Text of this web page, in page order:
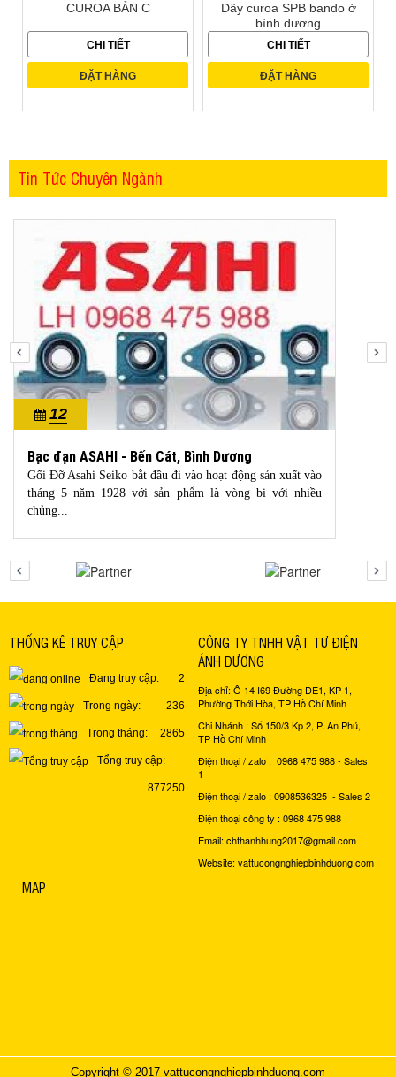
CUROA BẢN C
CHI TIẾT
ĐẶT HÀNG
Dây curoa SPB bando ở
bình dương
CHI TIẾT
ĐẶT HÀNG
Tin Tức Chuyên Ngành
12
10/2022
Bạc đạn ASAHI - Bến Cát, Bình Dương
Gối Đỡ Asahi Seiko bằt đầu đi vào hoạt động sản xuất vào
tháng 5 năm 1928 với sản phẩm là vòng bi với nhiều
chủng...
THỐNG KÊ TRUY CẬP
Đang truy cập: 2
Trong ngày: 236
Trong tháng: 2865
Tổng truy cập:
877250
CÔNG TY TNHH VẬT TƯ ĐIỆN
ÁNH DƯƠNG
Địa chỉ: Ô 14 I69 Đường DE1, KP 1,
Phường Thới Hòa, TP Hồ Chí Minh
Chi Nhánh : Số 150/3 Kp 2, P. An Phú,
TP Hồ Chí Minh
Điện thoại / zalo : 0968 475 988 - Sales
1
Điện thoại / zalo : 0908536325 - Sales 2
Điện thoại công ty : 0968 475 988
Email: chthanhhung2017@gmail.com
Website: vattucongnghiepbinhduong.com
MAP
Copyright © 2017 vattucongnghiepbinhduong.com